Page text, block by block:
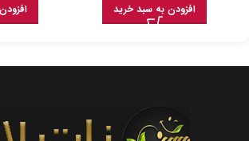
افزودن به سبد خرید